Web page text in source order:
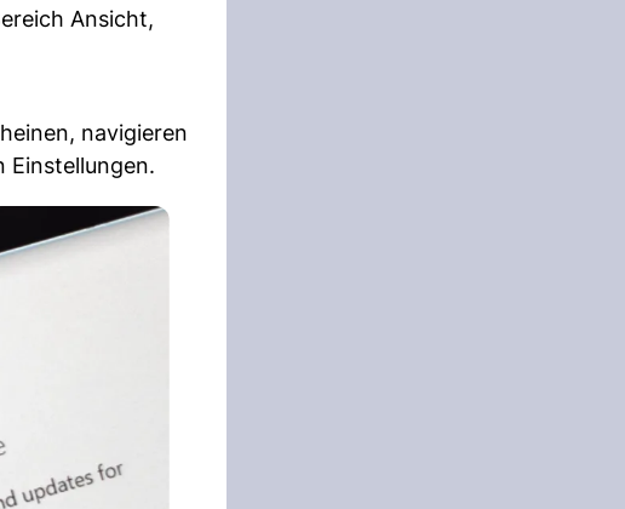
Ansicht,
navigieren
Einstellungen.